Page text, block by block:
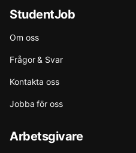
StudentJob
Om oss
Frågor & Svar
Kontakta oss
Jobba för oss
Arbetsgivare